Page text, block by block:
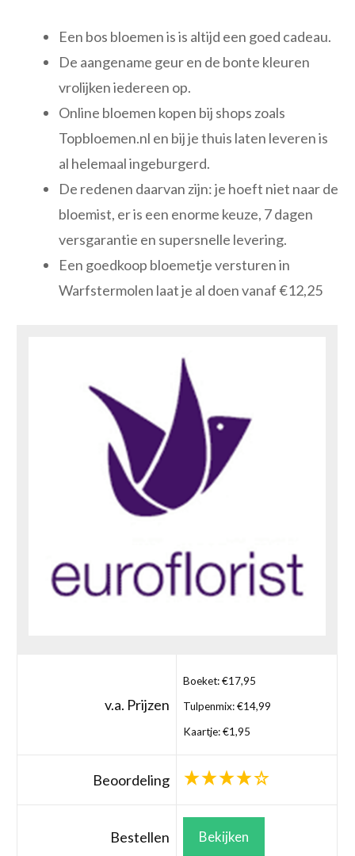
Een bos bloemen is is altijd een goed cadeau.
De aangename geur en de bonte kleuren
vrolijken iedereen op.
Online bloemen kopen bij shops zoals
Topbloemen.nl en bij je thuis laten leveren is
al helemaal ingeburgerd.
De redenen daarvan zijn: je hoeft niet naar de
bloemist, er is een enorme keuze, 7 dagen
versgarantie en supersnelle levering.
Een goedkoop bloemetje versturen in
Warfstermolen laat je al doen vanaf €12,25
v.a. Prijzen
Boeket: €17,95
Tulpenmix: €14,99
Kaartje: €1,95
Beoordeling
Bestellen Bekijken